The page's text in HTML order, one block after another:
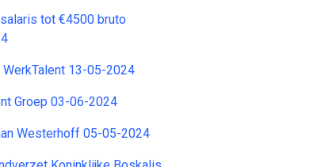
tot €4500 bruto
13-05-2024
Groep 03-06-2024
Westerhoff 05-05-2024